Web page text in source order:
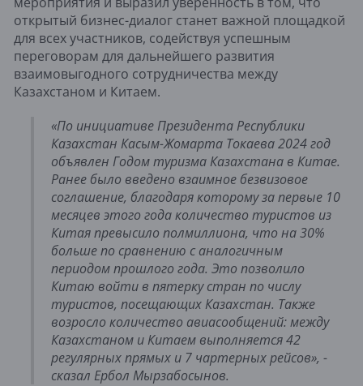
открытый бизнес-диалог станет важной площадкой
для всех участников, содействуя успешным
переговорам для дальнейшего развития
взаимовыгодного сотрудничества между
Казахстаном и Китаем.
«По инициативе Президента Республики
Казахстан Касым-Жомарта Токаева 2024 год
объявлен Годом туризма Казахстана в Китае.
Ранее было введено взаимное безвизовое
соглашение, благодаря которому за первые 10
месяцев этого года количество туристов из
Китая превысило полмиллиона, что на 30%
больше по сравнению с аналогичным
периодом прошлого года. Это позволило
Китаю войти в пятерку стран по числу
туристов, посещающих Казахстан. Также
возросло количество авиасообщений: между
Казахстаном и Китаем выполняется 42
регулярных прямых и 7 чартерных рейсов», -
сказал Ербол Мырзабосынов.